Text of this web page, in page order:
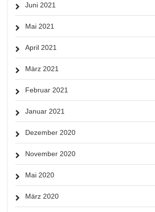
Juni 2021
Mai 2021
April 2021
März 2021
Februar 2021
Januar 2021
Dezember 2020
November 2020
Mai 2020
März 2020